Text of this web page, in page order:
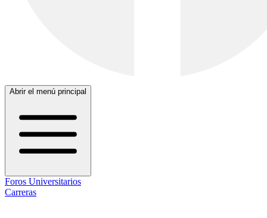
Abrir el menú principal
Foros Universitarios
Carreras